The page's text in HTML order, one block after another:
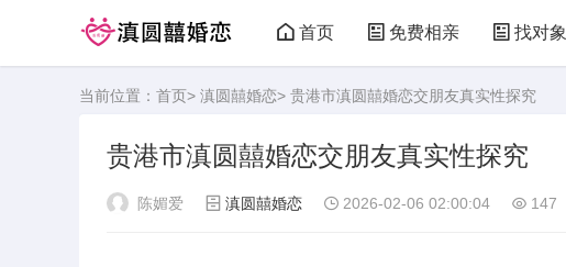
首页 免费相亲 找对象
当前位置： 首页> 滇圆囍婚恋> 贵港市滇圆囍婚恋交朋友真实性探究
贵港市滇圆囍婚恋交朋友真实性探究
陈媚爱 滇圆囍婚恋 2026-02-06 02:00:04 147